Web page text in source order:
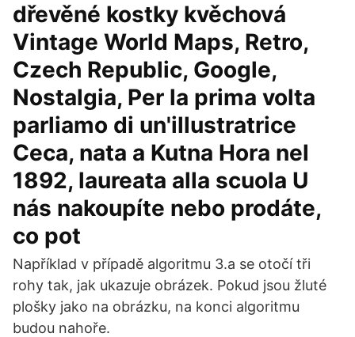
dřevěné kostky kvěchová
Vintage World Maps, Retro,
Czech Republic, Google,
Nostalgia, Per la prima volta
parliamo di un'illustratrice
Ceca, nata a Kutna Hora nel
1892, laureata alla scuola U
nás nakoupíte nebo prodáte,
co pot
Například v případě algoritmu 3.a se otočí tři
rohy tak, jak ukazuje obrázek. Pokud jsou žluté
plošky jako na obrázku, na konci algoritmu
budou nahoře.